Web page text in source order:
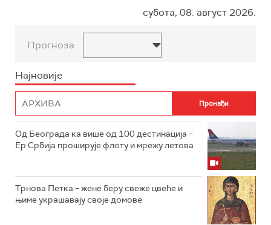
субота, 08. август 2026.
Прогноза
Најновије
Од Београда ка више од 100 дестинација –
Ер Србија проширује флоту и мрежу летова
Трнова Петка – жене беру свеже цвеће и
њиме украшавају своје домове